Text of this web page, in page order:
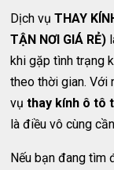
Dịch vụTHAY
TẬN NƠI GIÁ RẺ)
khi gặp tình trạng
theo thời gian. Với
vụthay kính ô tô
là điều vô cùng
Nếu bạn đang tìm